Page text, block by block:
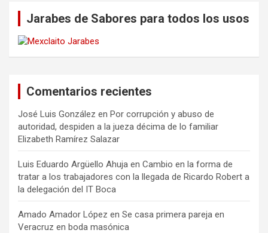
Jarabes de Sabores para todos los usos
Comentarios recientes
José Luis González en Por corrupción y abuso de
autoridad, despiden a la jueza décima de lo familiar
Elizabeth Ramírez Salazar
Luis Eduardo Argüello Ahuja en Cambio en la forma de
tratar a los trabajadores con la llegada de Ricardo Robert a
la delegación del IT Boca
Amado Amador López en Se casa primera pareja en
Veracruz en boda masónica